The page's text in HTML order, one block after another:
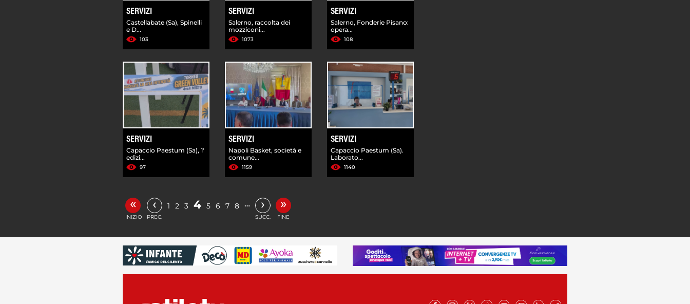
SERVIZI
Castellabate (Sa), Spinelli
e D...
103
SERVIZI
Salerno, raccolta dei
mozziconi...
1073
SERVIZI
Salerno, Fonderie Pisano:
opera...
108
SERVIZI
Capaccio Paestum (Sa), 1'
edizi...
97
SERVIZI
Napoli Basket, società e
comune...
1159
SERVIZI
Capaccio Paestum (Sa).
Laborato...
1140
«
INIZIO
‹
PREC.
1 2 3 4 5 6 7 8 … ›
SUCC.
»
FINE